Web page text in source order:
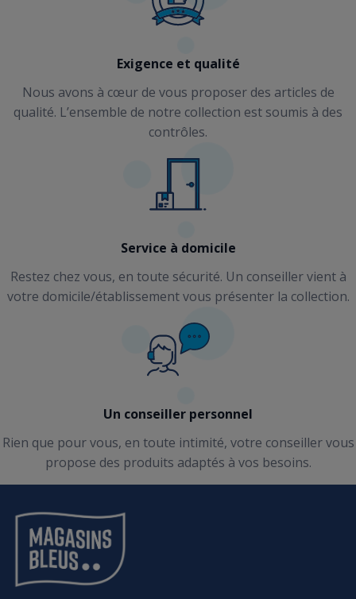
Exigence et qualité
Nous avons à cœur de vous proposer des articles de
qualité. L’ensemble de notre collection est soumis à des
contrôles.
Service à domicile
Restez chez vous, en toute sécurité. Un conseiller vient à
votre domicile/établissement vous présenter la collection.
Un conseiller personnel
Rien que pour vous, en toute intimité, votre conseiller vous
propose des produits adaptés à vos besoins.